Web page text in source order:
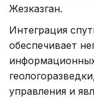
Жезказган.
Интеграция
обеспечивает
управления и